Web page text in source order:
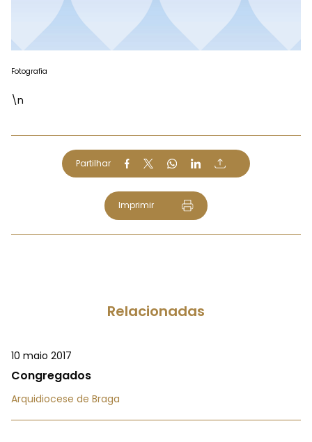
Fotografia
\n
Partilhar
Imprimir
Relacionadas
10 maio 2017
Congregados
Arquidiocese de Braga